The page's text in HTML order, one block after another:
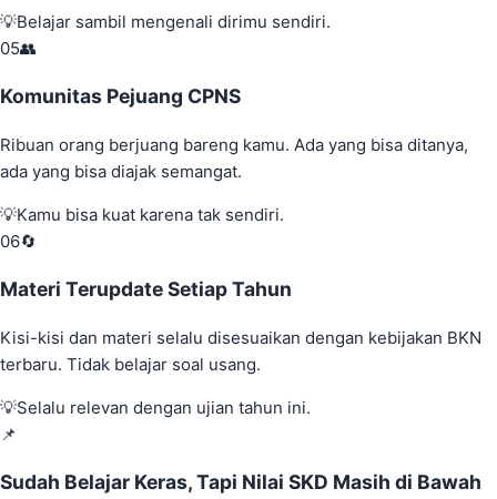
💡Belajar sambil mengenali dirimu sendiri.
05👥
Komunitas Pejuang CPNS
Ribuan orang berjuang bareng kamu. Ada yang bisa ditanya,
ada yang bisa diajak semangat.
💡Kamu bisa kuat karena tak sendiri.
06🔄
Materi Terupdate Setiap Tahun
Kisi-kisi dan materi selalu disesuaikan dengan kebijakan BKN
terbaru. Tidak belajar soal usang.
💡Selalu relevan dengan ujian tahun ini.
📌
Sudah Belajar Keras, Tapi Nilai SKD Masih di Bawah